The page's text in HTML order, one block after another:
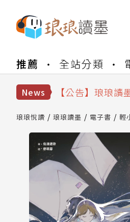
推薦 全站分類
News
【公告】琅琅
【公告】琅琅
【公告】琅琅讀
琅琅悅讀 琅琅讀墨 電子書 輕